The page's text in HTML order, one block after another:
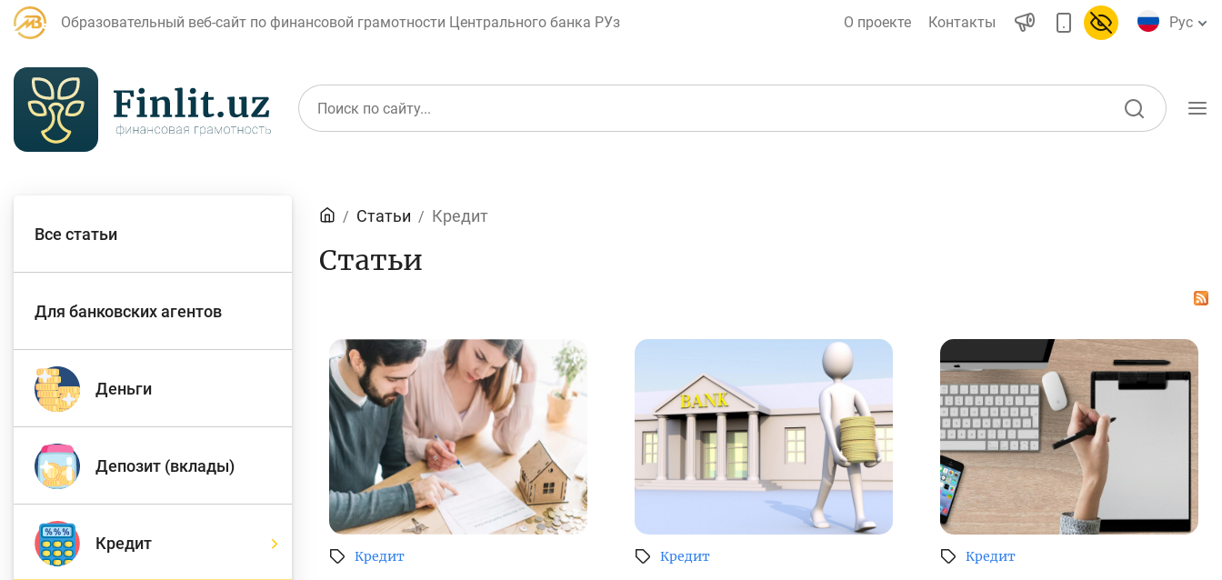
Образовательный веб-сайт по финансовой грамотности Центрального банка РУз О проекте Контакты Рус
агентов
Деньги
Бюджет Платежи и переводы
Финансовый рынок
Денежно-кредитная
политика и ее
элементы
Финансовая
безопасность
О проекте
Поиск по сайту
Карта сайта
Все статьи
Для банковских агентов
Деньги
Депозит (вклады)
Кредит
Статьи Кредит
Статьи
Кредит Кредит Кредит